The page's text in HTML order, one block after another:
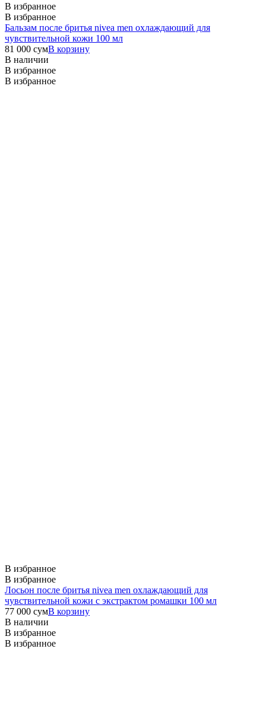
В избранное
В избранное
Бальзам после бритья nivea men охлаждающий для
чувствительной кожи 100 мл
81 000 сумВ корзину
В наличии
В избранное
В избранное
В избранное
В избранное
Лосьон после бритья nivea men охлаждающий для
чувствительной кожи с экстрактом ромашки 100 мл
77 000 сумВ корзину
В наличии
В избранное
В избранное